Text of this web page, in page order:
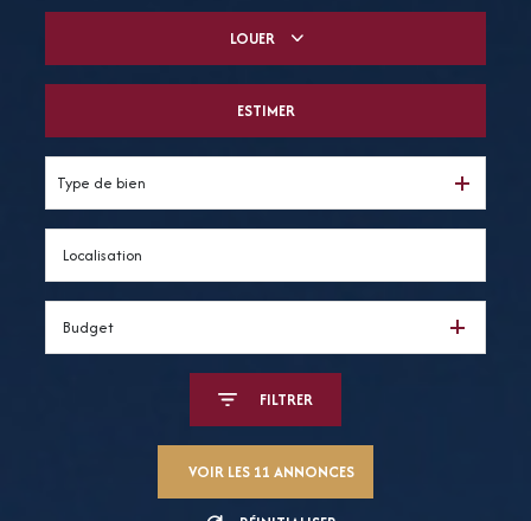
Du neuf
LOUER
De l'immo pro
ESTIMER
Type de bien
Budget
FILTRER
VOIR LES 11 ANNONCES